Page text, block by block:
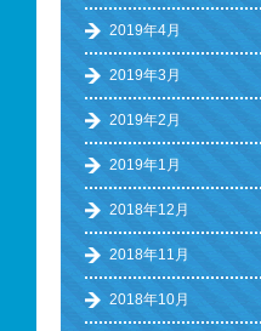
2019年4月
2019年3月
2019年2月
2019年1月
2018年12月
2018年11月
2018年10月